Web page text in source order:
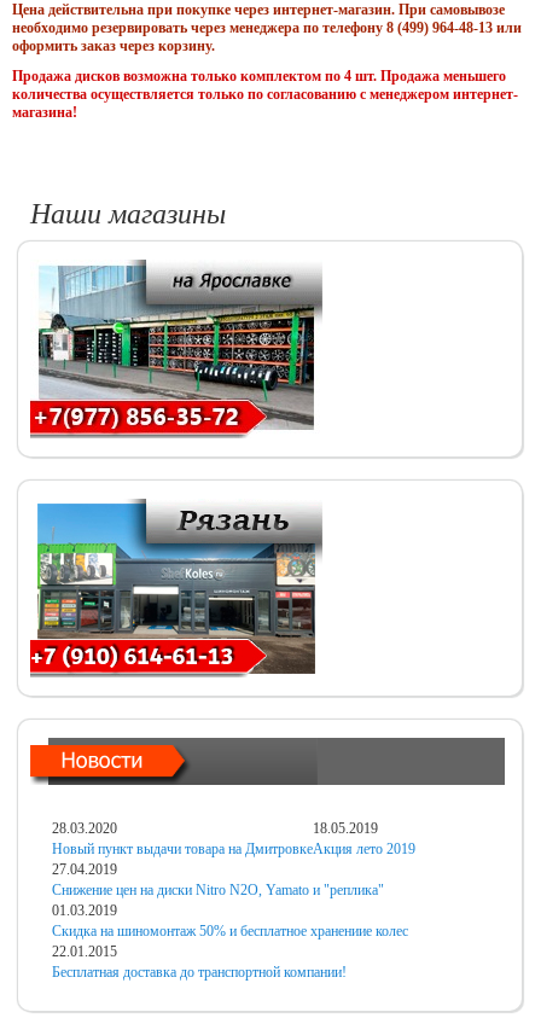
Цена действительна при покупке через интернет-магазин. При самовывозе
необходимо резервировать через менеджера по телефону 8 (499) 964-48-13 или
оформить заказ через корзину.
Продажа дисков возможна только комплектом по 4 шт. Продажа меньшего
количества осуществляется только по согласованию с менеджером интернет-
магазина!
Наши магазины
28.03.2020
Новый пункт выдачи товара на Дмитровке
18.05.2019
Акция лето 2019
27.04.2019
Снижение цен на диски Nitro N2O, Yamato и "реплика"
01.03.2019
Скидка на шиномонтаж 50% и бесплатное хранениие колес
22.01.2015
Бесплатная доставка до транспортной компании!